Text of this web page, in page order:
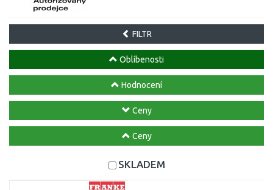
FILTR
Oblíbenosti
Hodnocení
Ceny
Ceny
SKLADEM